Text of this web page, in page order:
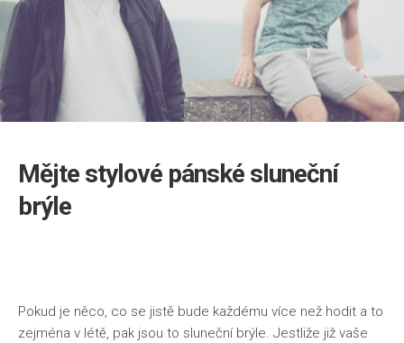
Mějte stylové pánské sluneční
brýle
Pokud je něco, co se jistě bude každému více než hodit a to
zejména v létě, pak jsou to sluneční brýle. Jestliže již vaše